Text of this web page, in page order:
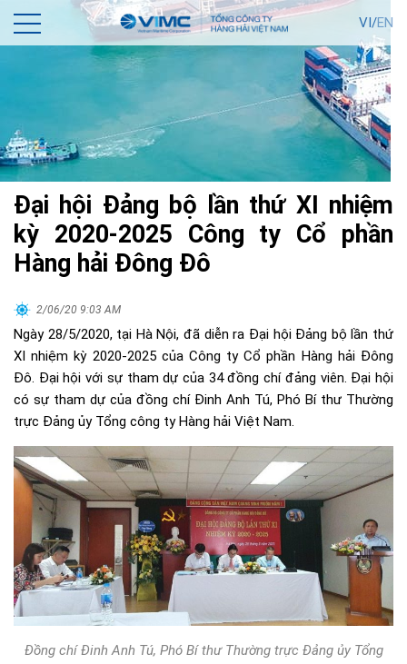
VI/EN
Đại hội Đảng bộ lần thứ XI nhiệm
kỳ 2020-2025 Công ty Cổ phần
Hàng hải Đông Đô
2/06/20 9:03 AM
Ngày 28/5/2020, tại Hà Nội, đã diễn ra Đại hội Đảng bộ lần thứ
XI nhiệm kỳ 2020-2025 của Công ty Cổ phần Hàng hải Đông
Đô. Đại hội với sự tham dự của 34 đồng chí đảng viên. Đại hội
có sự tham dự của đồng chí Đinh Anh Tú, Phó Bí thư Thường
trực Đảng ủy Tổng công ty Hàng hải Việt Nam.
Đồng chí Đinh Anh Tú, Phó Bí thư Thường trực Đảng ủy Tổng